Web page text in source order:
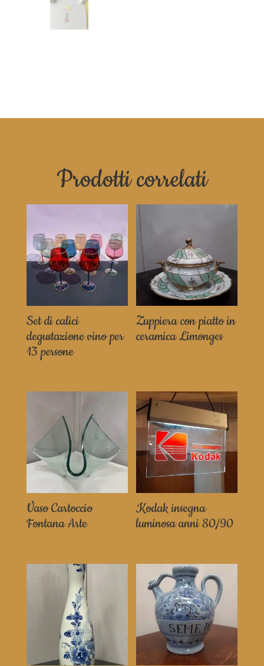
Prodotti correlati
Set di calici
degustazione vino per
13 persone
Zuppiera con piatto in
ceramica Limonges
Vaso Cartoccio
Fontana Arte
Kodak insegna
luminosa anni 80/90